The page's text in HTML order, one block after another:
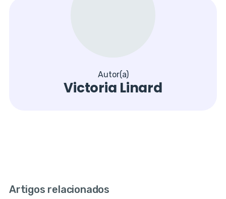
Autor(a)
Victoria Linard
Artigos relacionados